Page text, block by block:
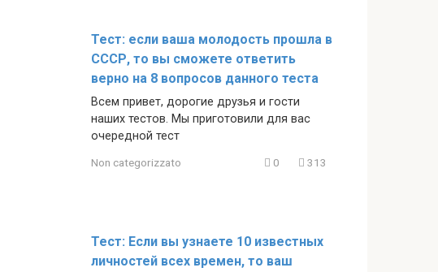
Тест: если ваша молодость прошла в
СССР, то вы сможете ответить
верно на 8 вопросов данного теста
Всем привет, дорогие друзья и гости
наших тестов. Мы приготовили для вас
очередной тест
Non categorizzato 0 313
Тест: Если вы узнаете 10 известных
личностей всех времен, то ваш